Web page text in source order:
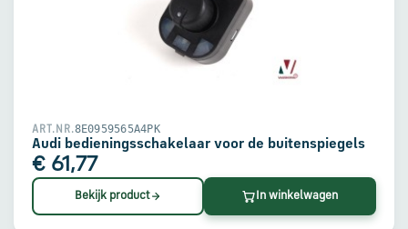
ART.NR.8E0959565A4PK
Audi bedieningsschakelaar voor de buitenspiegels
€ 61,77
Bekijk product In winkelwagen